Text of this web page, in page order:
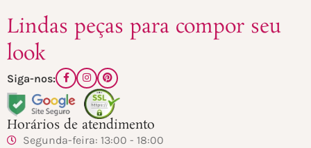
Lindas peças para compor seu
look
Siga-nos:
Horários de atendimento
Segunda-feira: 13:00 - 18:00